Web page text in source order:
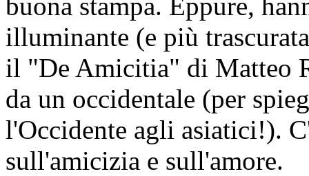
illuminante (e più
il "De Amicitia" di Matteo
da un occidentale (per
l'Occidente agli asiatici!).
sull'amicizia e sull'amore.